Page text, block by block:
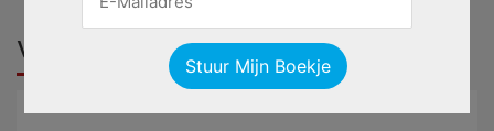
Weight Watchers